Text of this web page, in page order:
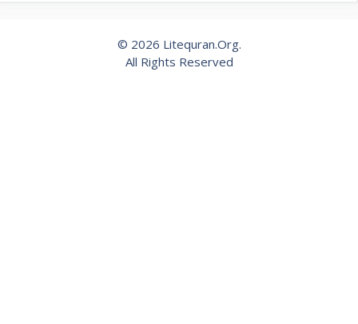
© 2026 Litequran.Org.
All Rights Reserved